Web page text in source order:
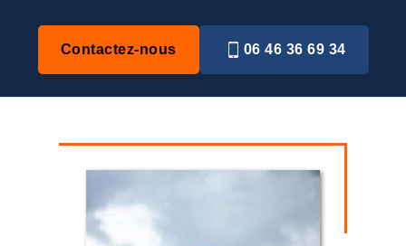
Contactez-nous 06 46 36 69 34